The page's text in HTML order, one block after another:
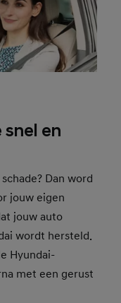
snel en
Dan word
jouw eigen
jouw auto
wordt hersteld.
Hyundai-
met een gerust